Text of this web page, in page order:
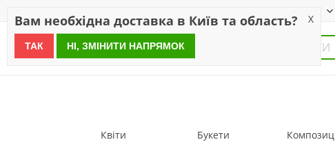
since 1999
Квіти Букети
Вам необхідна доставка в Київ та область? X
ТАК НІ, ЗМІНИТИ НАПРЯМОК